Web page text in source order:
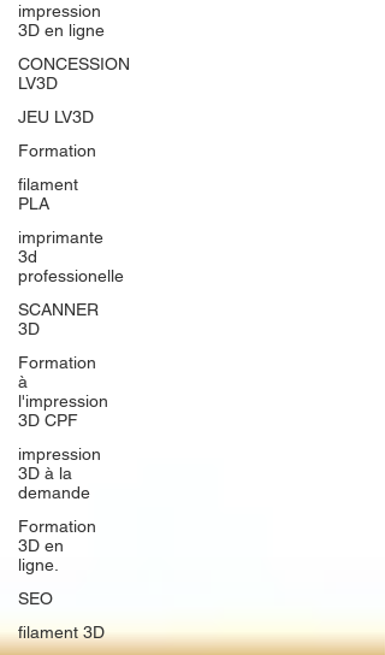
impression
3D en ligne
CONCESSION
LV3D
JEU LV3D
Formation
filament
PLA
imprimante
3d
professionelle
SCANNER
3D
Formation
à
l'impression
3D CPF
impression
3D à la
demande
Formation
3D en
ligne.
SEO
filament 3D